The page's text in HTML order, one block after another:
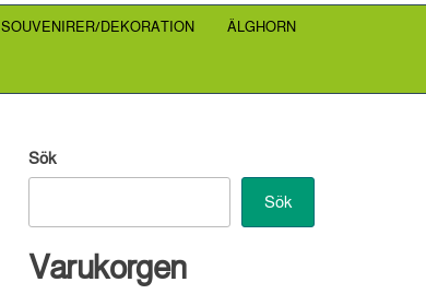
SOUVENIRER/DEKORATION ÄLGHORN
Sök
Sök
Varukorgen